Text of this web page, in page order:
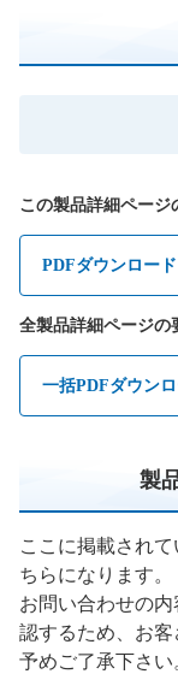
この製品詳細ページ
PDFダウンロード
全製品詳細ページの
一括PDFダウン
製
ここに掲載され
ちらになります。
お問い合わせの
認するため、お客
予めご了承下さい